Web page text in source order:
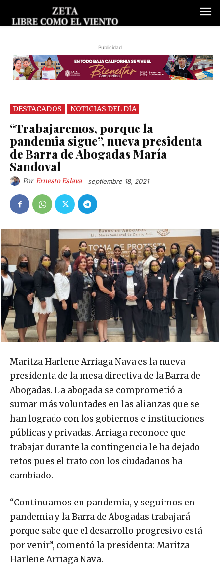
Publicidad
DESTACADOS NOTICIAS DEL DÍA
“Trabajaremos, porque la
pandemia sigue”, nueva presidenta
de Barra de Abogadas María
Sandoval
Por Ernesto Eslava septiembre 18, 2021
Maritza Harlene Arriaga Nava es la nueva
presidenta de la mesa directiva de la Barra de
Abogadas. La abogada se comprometió a
sumar más voluntades en las alianzas que se
han logrado con los gobiernos e instituciones
públicas y privadas. Arriaga reconoce que
trabajar durante la contingencia le ha dejado
retos pues el trato con los ciudadanos ha
cambiado.
“Continuamos en pandemia, y seguimos en
pandemia y la Barra de Abogadas trabajará
porque sabe que el desarrollo progresivo está
por venir”, comentó la presidenta: Maritza
Harlene Arriaga Nava.